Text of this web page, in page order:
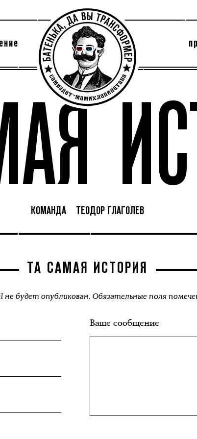
КОМАНДА ТЕОДОР ГЛАГОЛЕВ
ТА САМАЯ ИСТОРИЯ
не будет опубликован. Обязательные поля
Ваше сообщение